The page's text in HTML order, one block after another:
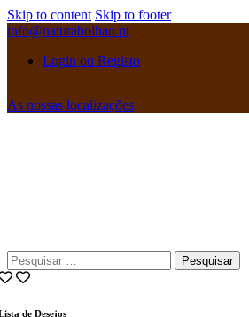
Skip to content Skip to footer
info@naturabolhao.pt
Login ou Registo
As nossas localizações
Pesquisar
por:
de Desejos